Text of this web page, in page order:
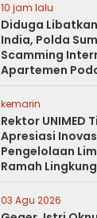
10 jam lalu
Diduga
India, Polda
Scamming
Apartemen
kemarin
Rektor UNIMED
Apresiasi
Pengelolaan
Ramah
03 Agu 2026